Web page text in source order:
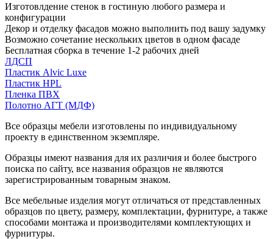
Изготовлдение стенок в гостиную любого размера и
конфигурации
Декор и отделку фасадов можно выполнить под вашу задумку
Возможно сочетание нескольких цветов в одном фасаде
Бесплатная сборка в течение 1-2 рабочих дней
ЛДСП
Пластик Alvic Luxe
Пластик HPL
Пленка ПВХ
Полотно АГТ (МДФ)
Все образцы мебели изготовлены по индивидуальному
проекту в единственном экземпляре.
Образцы имеют названия для их различия и более быстрого
поиска по сайту, все названия образцов не являются
зарегистрированным товарным знаком.
Все мебельные изделия могут отличаться от представленных
образцов по цвету, размеру, комплектации, фурнитуре, а также
способами монтажа и производителями комплектующих и
фурнитуры.